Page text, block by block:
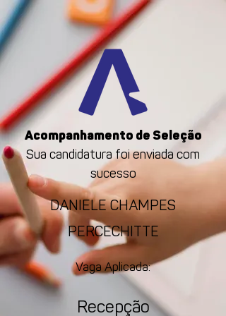
Acompanhamento de Seleção
Sua candidatura foi enviada com
sucesso
DANIELE CHAMPES
PERCECHITTE
Vaga Aplicada:
Recepção